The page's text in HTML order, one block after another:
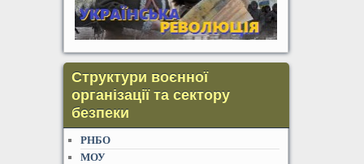
Структури воєнної
організації та сектору
безпеки
РНБО
МОУ